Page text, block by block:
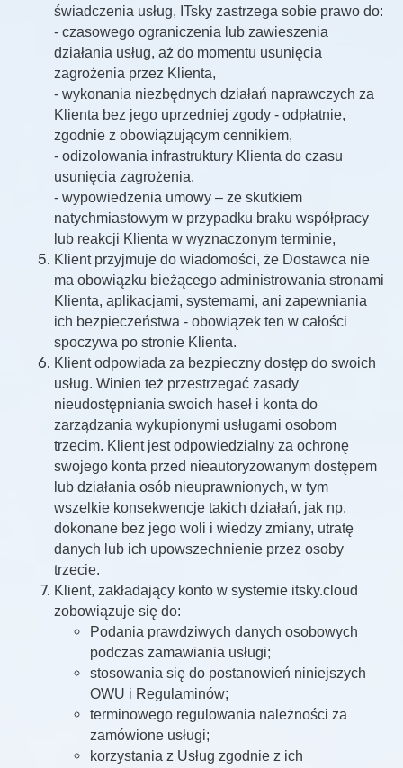
świadczenia usług, ITsky zastrzega sobie prawo do:
- czasowego ograniczenia lub zawieszenia
działania usług, aż do momentu usunięcia
zagrożenia przez Klienta,
- wykonania niezbędnych działań naprawczych za
Klienta bez jego uprzedniej zgody - odpłatnie,
zgodnie z obowiązującym cennikiem,
- odizolowania infrastruktury Klienta do czasu
usunięcia zagrożenia,
- wypowiedzenia umowy – ze skutkiem
natychmiastowym w przypadku braku współpracy
lub reakcji Klienta w wyznaczonym terminie,
Klient przyjmuje do wiadomości, że Dostawca nie
ma obowiązku bieżącego administrowania stronami
Klienta, aplikacjami, systemami, ani zapewniania
ich bezpieczeństwa - obowiązek ten w całości
spoczywa po stronie Klienta.
Klient odpowiada za bezpieczny dostęp do swoich
usług. Winien też przestrzegać zasady
nieudostępniania swoich haseł i konta do
zarządzania wykupionymi usługami osobom
trzecim. Klient jest odpowiedzialny za ochronę
swojego konta przed nieautoryzowanym dostępem
lub działania osób nieuprawnionych, w tym
wszelkie konsekwencje takich działań, jak np.
dokonane bez jego woli i wiedzy zmiany, utratę
danych lub ich upowszechnienie przez osoby
trzecie.
Klient, zakładający konto w systemie itsky.cloud
zobowiązuje się do:
Podania prawdziwych danych osobowych
podczas zamawiania usługi;
stosowania się do postanowień niniejszych
OWU i Regulaminów;
terminowego regulowania należności za
zamówione usługi;
korzystania z Usług zgodnie z ich